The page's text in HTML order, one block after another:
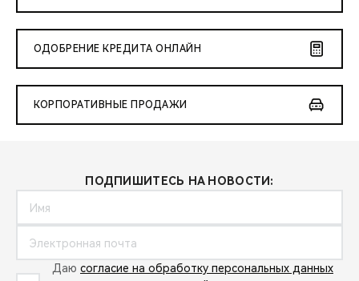
ОДОБРЕНИЕ КРЕДИТА ОНЛАЙН
КОРПОРАТИВНЫЕ ПРОДАЖИ
ПОДПИШИТЕСЬ НА НОВОСТИ:
Даю согласие на обработку персональных данных